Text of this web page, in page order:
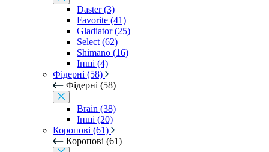
Daster (3)
Favorite (41)
Gladiator (25)
Select (62)
Shimano (16)
Інші (4)
Фідерні (58)
Фідерні (58)
Brain (38)
Інші (20)
Коропові (61)
Коропові (61)